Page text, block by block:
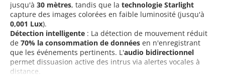
jusqu'à 30 mètres, tandis que la technologie Starlight
capture des images colorées en faible luminosité (jusqu'à
0,001 Lux).
Détection intelligente : La détection de mouvement réduit
de 70% la consommation de données en n'enregistrant
que les événements pertinents. L'audio bidirectionnel
permet dissuasion active des intrus via alertes vocales à
distance.